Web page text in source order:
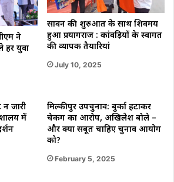
ने
हर युवा
सावन की शुरुआत के साथ शिवमय
हुआ प्रयागराज : कांवड़ियों के स्वागत
की व्यापक तैयारियां
July 10, 2025
जारी
में
मिल्कीपुर उपचुनाव: बुर्का हटाकर
चेकिंग का आरोप, अखिलेश बोले –
और क्या सबूत चाहिए चुनाव आयोग
को?
February 5, 2025